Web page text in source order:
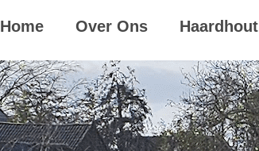
Home Over Ons Haardhout